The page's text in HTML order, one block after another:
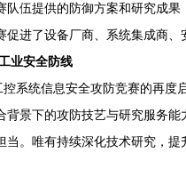
队伍提供的防御方案和研究成果
促进了设备厂商、系统集成商
业安全防线
控系统信息安全攻防竞赛的再
背景下的攻防技艺与研究服务
当。唯有持续深化技术研究，